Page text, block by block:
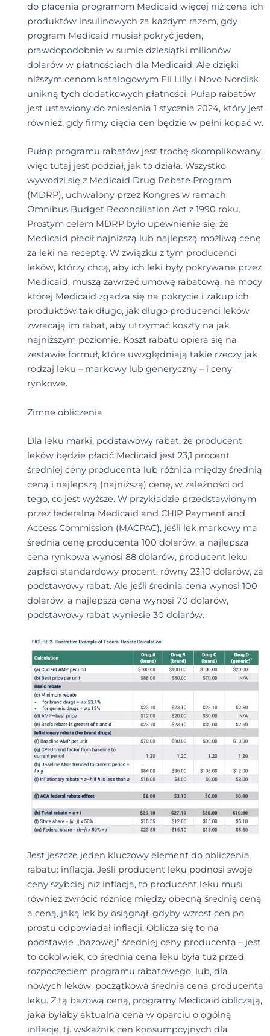
do płacenia programom Medicaid więcej niż cena ich
produktów insulinowych za każdym razem, gdy
program Medicaid musiał pokryć jeden,
prawdopodobnie w sumie dziesiątki milionów
dolarów w płatnościach dla Medicaid. Ale dzięki
niższym cenom katalogowym Eli Lilly i Novo Nordisk
unikną tych dodatkowych płatności. Pułap rabatów
jest ustawiony do zniesienia 1 stycznia 2024, który jest
również, gdy firmy cięcia cen będzie w pełni kopać w.
Pułap programu rabatów jest trochę skomplikowany,
więc tutaj jest podział, jak to działa. Wszystko
wywodzi się z Medicaid Drug Rebate Program
(MDRP), uchwalony przez Kongres w ramach
Omnibus Budget Reconciliation Act z 1990 roku.
Prostym celem MDRP było upewnienie się, że
Medicaid płacił najniższą lub najlepszą możliwą cenę
za leki na receptę. W związku z tym producenci
leków, którzy chcą, aby ich leki były pokrywane przez
Medicaid, muszą zawrzeć umowę rabatową, na mocy
której Medicaid zgadza się na pokrycie i zakup ich
produktów tak długo, jak długo producenci leków
zwracają im rabat, aby utrzymać koszty na jak
najniższym poziomie. Koszt rabatu opiera się na
zestawie formuł, które uwzględniają takie rzeczy jak
rodzaj leku – markowy lub generyczny – i ceny
rynkowe.
Zimne obliczenia
Dla leku marki, podstawowy rabat, że producent
leków będzie płacić Medicaid jest 23,1 procent
średniej ceny producenta lub różnica między średnią
ceną i najlepszą (najniższą) cenę, w zależności od
tego, co jest wyższe. W przykładzie przedstawionym
przez federalną Medicaid and CHIP Payment and
Access Commission (MACPAC), jeśli lek markowy ma
średnią cenę producenta 100 dolarów, a najlepsza
cena rynkowa wynosi 88 dolarów, producent leku
zapłaci standardowy procent, równy 23,10 dolarów, za
podstawowy rabat. Ale jeśli średnia cena wynosi 100
dolarów, a najlepsza cena wynosi 70 dolarów,
podstawowy rabat wyniesie 30 dolarów.
Jest jeszcze jeden kluczowy element do obliczenia
rabatu: inflacja. Jeśli producent leku podnosi swoje
ceny szybciej niż inflacja, to producent leku musi
również zwrócić różnicę między obecną średnią ceną
a ceną, jaką lek by osiągnął, gdyby wzrost cen po
prostu odpowiadał inflacji. Oblicza się to na
podstawie „bazowej” średniej ceny producenta – jest
to cokolwiek, co średnia cena leku była tuż przed
rozpoczęciem programu rabatowego, lub, dla
nowych leków, początkowa średnia cena producenta
leku. Z tą bazową ceną, programy Medicaid obliczają,
jaka byłaby aktualna cena w oparciu o ogólną
inflację, tj. wskaźnik cen konsumpcyjnych dla